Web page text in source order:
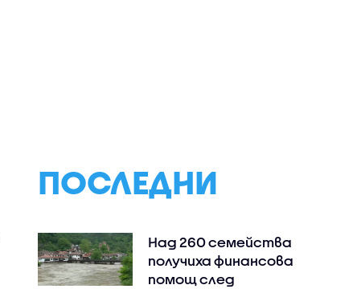
ПОСЛЕДНИ
Над 260 семейства
получиха финансова
помощ след